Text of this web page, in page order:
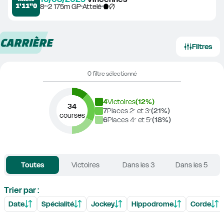
1'11"0 8ᵉ2 175m GPAttelé
CARRIÈRE Filtres
0 filtre sélectionné
34
courses
4Victoires(12%)
7Places 2ᵉ et 3ᵉ(21%)
6Places 4ᵉ et 5ᵉ(18%)
Toutes Victoires Dans les 3 Dans les 5
Trier par :
Date Spécialité Jockey Hippodrome Corde